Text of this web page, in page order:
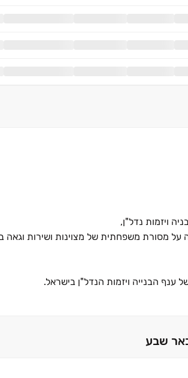
מסורת משפחתית של מצוינות ושירות וגאה
ענף הבנייה ויזמות הנדל"ן בישראל.
שבע